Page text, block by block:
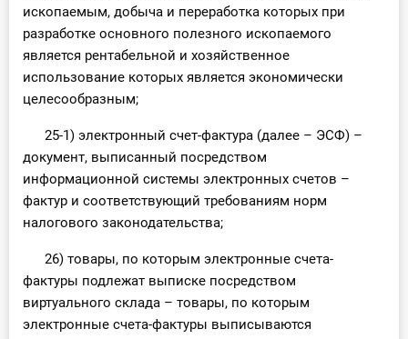
ископаемым, добыча и переработка которых при
разработке основного полезного ископаемого
является рентабельной и хозяйственное
использование которых является экономически
целесообразным;
25-1) электронный счет-фактура (далее – ЭСФ) –
документ, выписанный посредством
информационной системы электронных счетов –
фактур и соответствующий требованиям норм
налогового законодательства;
26) товары, по которым электронные счета-
фактуры подлежат выписке посредством
виртуального склада – товары, по которым
электронные счета-фактуры выписываются